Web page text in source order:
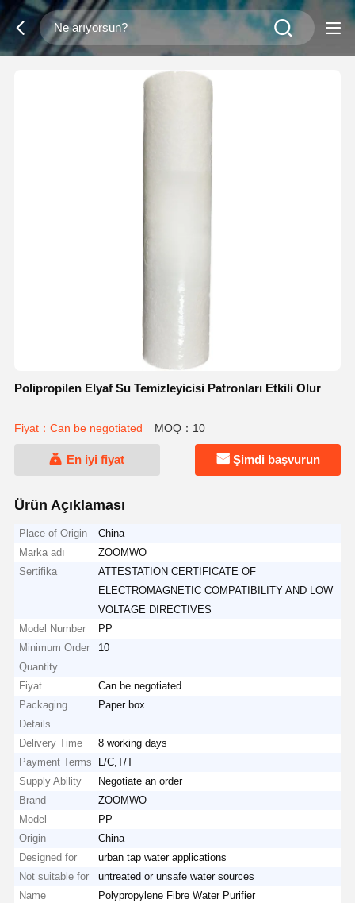
Polipropilen Elyaf Su Temizleyicisi Patronları Etkili Olur
Fiyat：Can be negotiated MOQ：10
En iyi fiyat Şimdi başvurun
Ürün Açıklaması
Place of Origin
China
Marka adı
ZOOMWO
Sertifika
ATTESTATION CERTIFICATE OF
ELECTROMAGNETIC COMPATIBILITY AND LOW
VOLTAGE DIRECTIVES
Model Number
PP
Minimum Order
Quantity
10
Fiyat
Can be negotiated
Packaging
Details
Paper box
Delivery Time
8 working days
Payment Terms
L/C,T/T
Supply Ability
Negotiate an order
Brand
ZOOMWO
Model
PP
Origin
China
Designed for
urban tap water applications
Not suitable for
untreated or unsafe water sources
Name
Polypropylene Fibre Water Purifier